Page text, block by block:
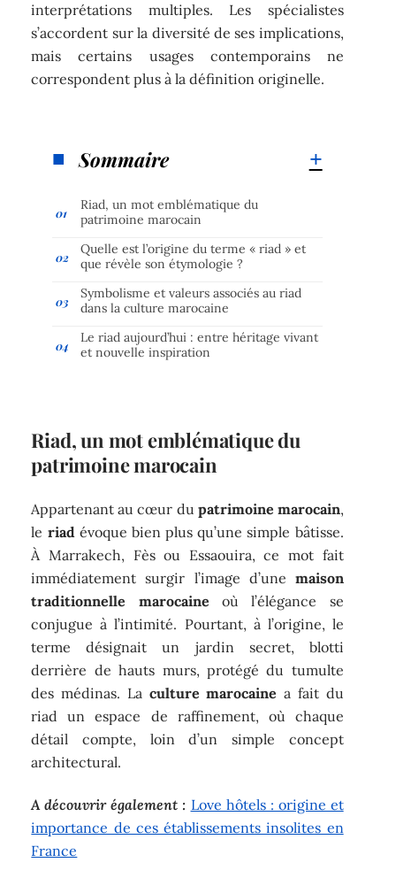
interprétations multiples. Les spécialistes
s’accordent sur la diversité de ses implications,
mais certains usages contemporains ne
correspondent plus à la définition originelle.
Sommaire
Riad, un mot emblématique du
patrimoine marocain
Quelle est l’origine du terme « riad » et
que révèle son étymologie ?
Symbolisme et valeurs associés au riad
dans la culture marocaine
Le riad aujourd’hui : entre héritage vivant
et nouvelle inspiration
Riad, un mot emblématique du
patrimoine marocain
Appartenant au cœur du patrimoine marocain,
le riad évoque bien plus qu’une simple bâtisse.
À Marrakech, Fès ou Essaouira, ce mot fait
immédiatement surgir l’image d’une maison
traditionnelle marocaine où l’élégance se
conjugue à l’intimité. Pourtant, à l’origine, le
terme désignait un jardin secret, blotti
derrière de hauts murs, protégé du tumulte
des médinas. La culture marocaine a fait du
riad un espace de raffinement, où chaque
détail compte, loin d’un simple concept
architectural.
A découvrir également : Love hôtels : origine et
importance de ces établissements insolites en
France